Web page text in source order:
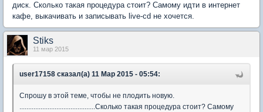
диск. Сколько такая процедура стоит? Самому идти в интернет
кафе, выкачивать и записывать live-cd не хочется.
Stiks
11 мар 2015
user17158 сказал(а) 11 Мар 2015 - 05:54:
Спрошу в этой теме, чтобы не плодить новую.
...........................................Сколько такая процедура стоит? Самому